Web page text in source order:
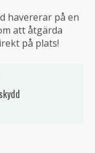
havererar på en
att åtgärda
på plats!